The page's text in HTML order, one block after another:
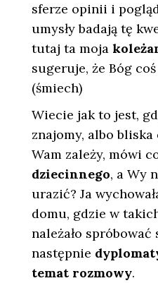
sferze opinii i
umysły badają tę
tutaj ta moja
sugeruje, że Bóg
(śmiech)
Wiecie jak to jest,
znajomy, albo bliska
Wam zależy, mówi
dziecinnego, a Wy
urazić? Ja
domu, gdzie w
należało spróbować
następnie
temat rozmowy.